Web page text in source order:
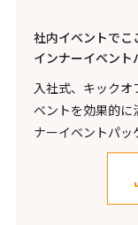
社内イベントでこ
インナーイベン
入社式、キックオ
ベントを効果的
ナーイベントパッ